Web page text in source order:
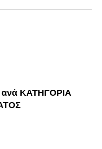
ανά ΚΑΤΗΓΟΡΙΑ